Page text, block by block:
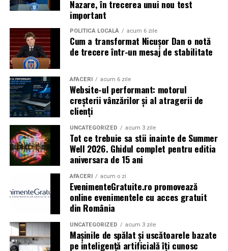
participa la o discuție după proiecție, alături de
Paul Decu.
Caravana„În pielea mea”ajunge laCinema City
Shopping City Ploiești, pe 18 februarie, de la 18:30, la
proiecția specială introdusă de regizorul
alături de actoriiIoana State, Vlad și Oana Gherman,
Azaleea Necula și Gabriel Vatavu.
O comedie actuală și spumoasă, filmul
mea”este distribuit de T.R.I.B.E. Films.
TRAILER:https://bit.ly/InPieleaMea
Site oficial:
inpieleamea.ro
Mai multe detalii, imagini de la filmări, fragmente din
film, declarații din partea actorilor și informații despre
concursuri sunt disponibile pe paginile social media ale
filmului deFacebook,Instagram,TikTok
Adrian Pădurețu semnează imaginea filmului. De sunet
Nazare, în trecerea unui nou test
important
POLITICĂ LOCALĂ acum 6 zile
Cum a transformat Nicușor Dan o notă
de trecere într-un mesaj de stabilitate
AFACERI acum 6 zile
Website-ul performant: motorul
creșterii vânzărilor și al atragerii de
clienți
UNCATEGORIZED acum 3 zile
Tot ce trebuie sa stii inainte de Summer
Well 2026. Ghidul complet pentru editia
aniversara de 15 ani
AFACERI acum o zi
EvenimenteGratuite.ro promovează
online evenimentele cu acces gratuit
din România
UNCATEGORIZED acum 3 zile
Mașinile de spălat și uscătoarele bazate
pe inteligență artificială îți cunosc